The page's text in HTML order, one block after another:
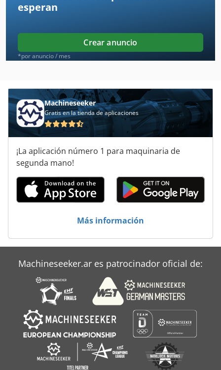
Daf Lf
Ddfao System
Dmf 220
Dsk
Dws
Gbh 10
Gbh 10 Dc
Hbm 480
Perfil
esperan
Crear anuncio
*por anuncio / mes
Machineseeker
Gratis en la tienda de aplicaciones
¡La aplicación número 1 para maquinaria de
segunda mano!
Más información
Machineseeker.ar es patrocinador oficial de: